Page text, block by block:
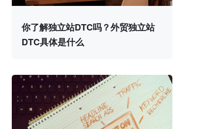
你了解独立站DTC吗？外贸独立站
DTC具体是什么